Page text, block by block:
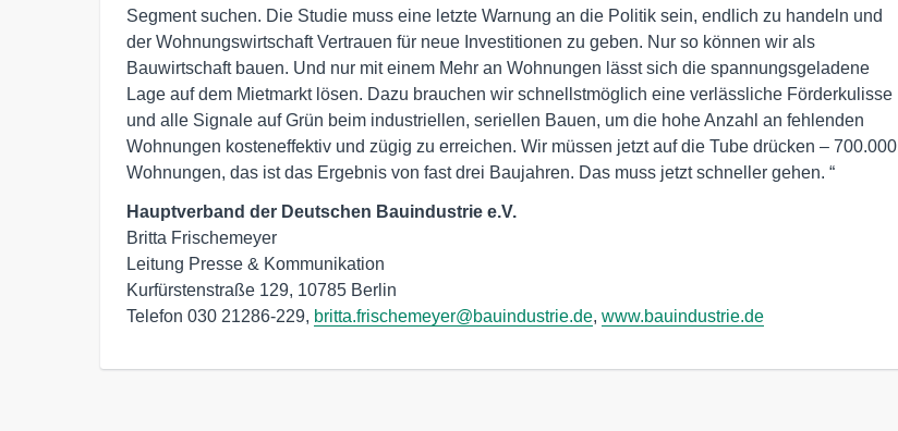
Segment suchen. Die Studie muss eine letzte Warnung an die Politik sein, endlich zu handeln und
der Wohnungswirtschaft Vertrauen für neue Investitionen zu geben. Nur so können wir als
Bauwirtschaft bauen. Und nur mit einem Mehr an Wohnungen lässt sich die spannungsgeladene
Lage auf dem Mietmarkt lösen. Dazu brauchen wir schnellstmöglich eine verlässliche Förderkulisse
und alle Signale auf Grün beim industriellen, seriellen Bauen, um die hohe Anzahl an fehlenden
Wohnungen kosteneffektiv und zügig zu erreichen. Wir müssen jetzt auf die Tube drücken – 700.000
Wohnungen, das ist das Ergebnis von fast drei Baujahren. Das muss jetzt schneller gehen. “
Hauptverband der Deutschen Bauindustrie e.V.
Britta Frischemeyer
Leitung Presse & Kommunikation
Kurfürstenstraße 129, 10785 Berlin
Telefon 030 21286-229, britta.frischemeyer@bauindustrie.de, www.bauindustrie.de